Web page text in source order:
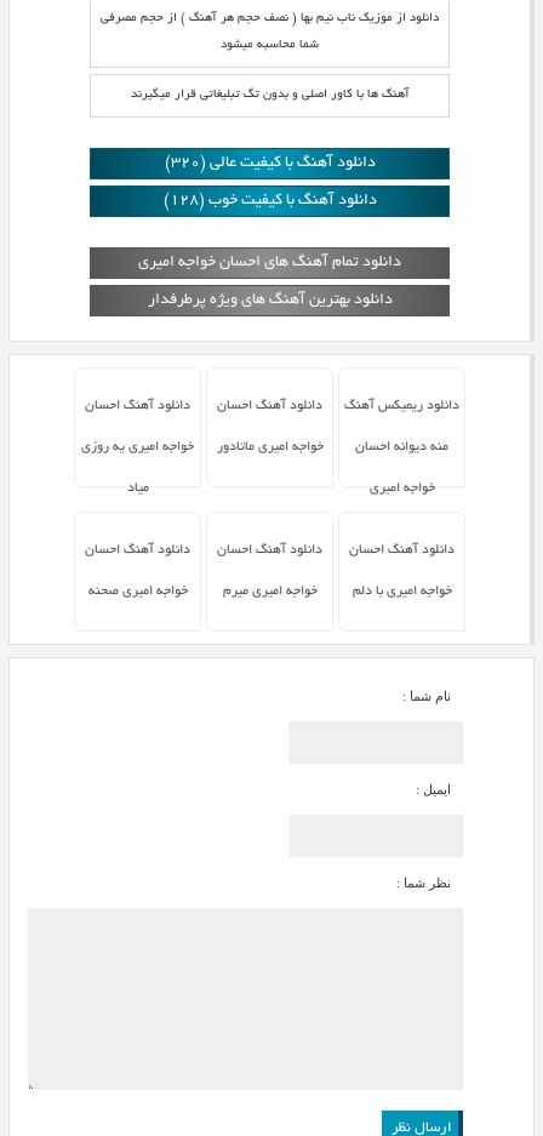
دانلود از موزیک ناب نیم بها ( نصف حجم هر آهنگ ) از حجم مصرفی
شما محاسبه میشود
آهنگ ها با کاور اصلی و بدون تگ تبلیغاتی قرار میگیرند
دانلود آهنگ با کیفیت عالی (320)
دانلود آهنگ با کیفیت خوب (128)
دانلود تمام آهنگ های احسان خواجه امیری
دانلود بهترین آهنگ های ویژه پرطرفدار
دانلود ریمیکس آهنگ
منه دیوانه احسان
خواجه امیری
دانلود آهنگ احسان
خواجه امیری ماتادور
دانلود آهنگ احسان
خواجه امیری یه روزی
میاد
دانلود آهنگ احسان
خواجه امیری با دلم
دانلود آهنگ احسان
خواجه امیری میرم
دانلود آهنگ احسان
خواجه امیری صحنه
نام شما :
ایمیل :
نظر شما :